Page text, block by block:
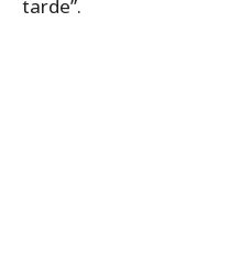
tarde”.